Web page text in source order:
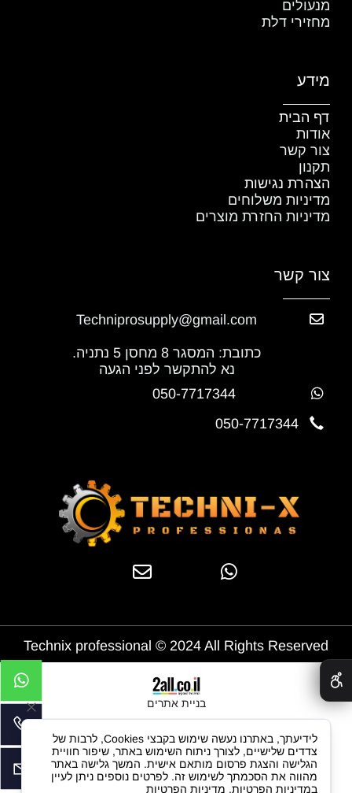
מנעולים
מחזירי דלת
מידע
דף הבית
אודות
צור קשר
תקנון
הצהרת נגישות
מדיניות משלוחים
מדיניות החזרת מוצרים
צור קשר
Techniprosupply@gmail.com
כתובת: המסגר 8 מחסן 5 נתניה.
נא להתקשר לפני הגעה
050-7717344
050-7717344
Technix professional © 2024 All Rights Reserved
בניית אתרים
✕
לידיעתך, באתרנו נעשה שימוש בקבצי Cookies, לרבות של
צדדים שלישיים, לצורך ניתוח השימוש באתר, שיפור חוויית
הגלישה והצגת פרסום מותאם אישית. המשך גלישה באתר
מהווה את הסכמתך לשימוש זה. לפרטים נוספים ניתן לעיין
במדיניות הפרטיות. מדיניות הפרטיות